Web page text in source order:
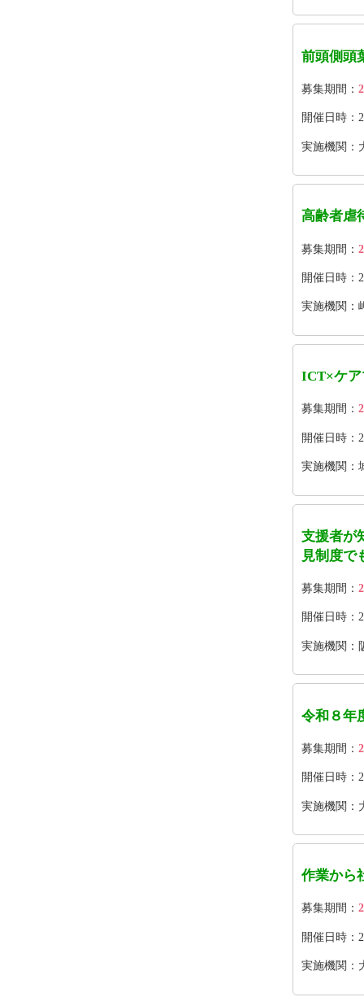
前頭側頭
募集期間：
開催日時：
実施機関：
高齢者虐
募集期間：
開催日時：
実施機関：
ICT×ケア
募集期間：
開催日時：
実施機関：
支援者が
見制度で
募集期間：
開催日時：
実施機関
令和８年
募集期間：
開催日時：
実施機関：
作業から
募集期間：
開催日時：
実施機関：